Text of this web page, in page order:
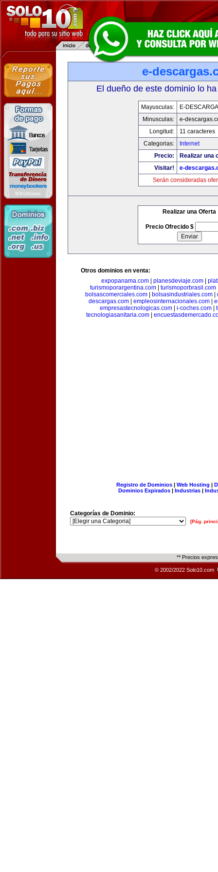
e-
El dueño de este dominio lo
Mayusculas:
E-
Minusculas:
e-
Longitud:
11 caracteres
Categorias:
Internet
Precio:
Realizar una
Visitar!
e-
Serán consideradas
Realizar una Oferta
Precio Ofrecido $
Otros dominios en venta:
expopanama.com| planesdeviaje.com|
turismoporargentina.com| turismoporbrasil.com
bolsascomerciales.com
bolsasindustriales.com
descargas.com
empleosinternacionales.com
empresastecnologicas.com
i-coches.com
tecnologiasanitaria.com|
Registro de Dominios| Web Hosting |
Dominios Expirados | Industrias |
Categorías de Dominio:
[Pág.
** Precios
© 2002/2022 Solo10.com